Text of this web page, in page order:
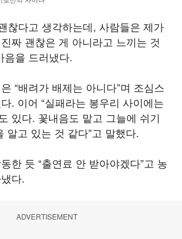
찮다고 생각하는데, 사람들은 제가
짜 괜찮은 게 아니라고 느끼는 것
음을 드러냈다.
“배려가 배제는 아니다”며 조심스
. 이어 “실패라는 봉우리 사이에는
있다. 꽃내음도 맡고 그늘에 쉬기
알고 있는 것 같다”고 말했다.
한 듯 “출연료 안 받아야겠다”고 농
다.
ADVERTISEMENT